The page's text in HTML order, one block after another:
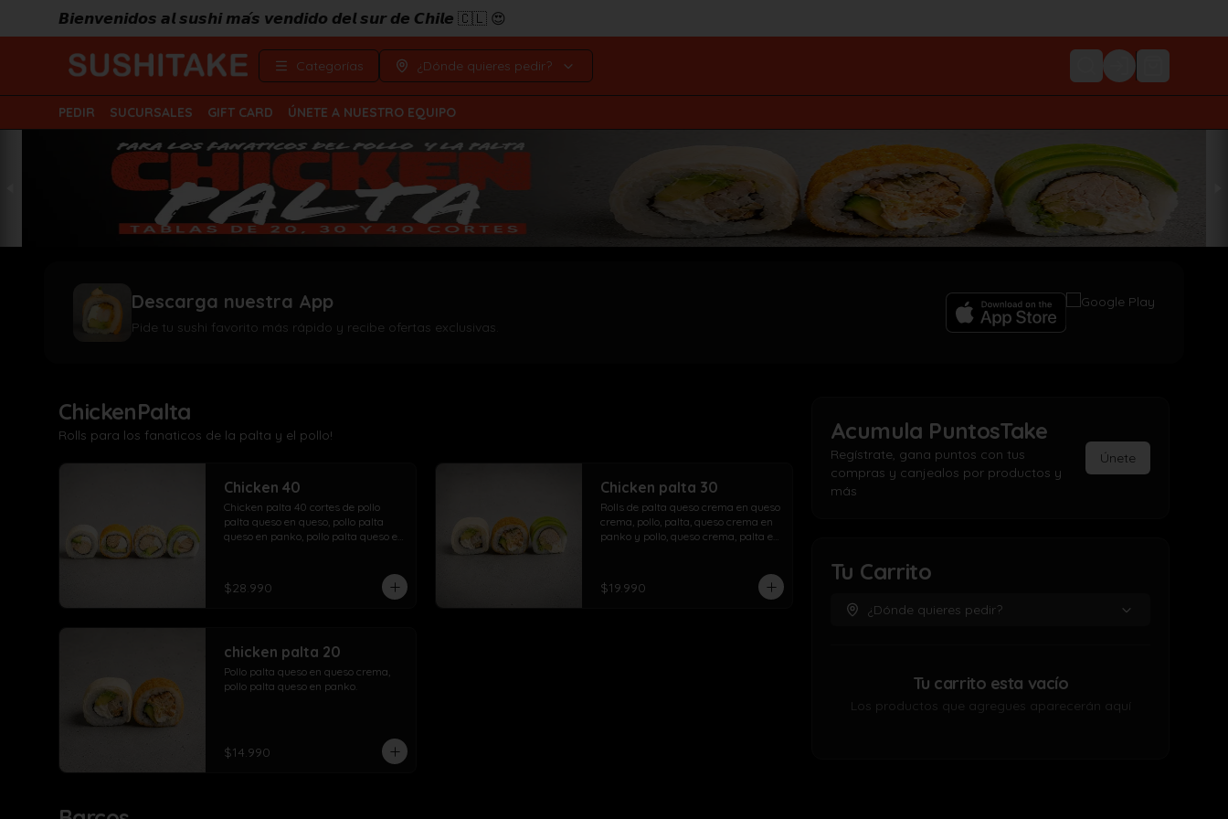
𝘽𝙞𝙚𝙣𝙫𝙚𝙣𝙞𝙙𝙤𝙨 𝙖𝙡 𝙨𝙪𝙨𝙝𝙞 𝙢𝙖́𝙨 𝙫𝙚𝙣𝙙𝙞𝙙𝙤 𝙙𝙚𝙡 𝙨𝙪𝙧 𝙙𝙚 𝘾𝙝𝙞𝙡𝙚 🇨🇱 😍
Categorías ¿Dónde quieres pedir? Login
PEDIR SUCURSALES GIFT CARD ÚNETE A NUESTRO EQUIPO
Descarga nuestra App
Pide tu sushi favorito más rápido y recibe ofertas exclusivas.
ChickenPalta
Rolls para los fanaticos de la palta y el pollo!
Chicken 40
Chicken palta 40 cortes de pollo
palta queso en queso, pollo palta
queso en panko, pollo palta queso en
$28.990
Chicken palta 30
Rolls de palta queso crema en queso
crema, pollo, palta, queso crema en
panko y pollo, queso crema, palta en
$19.990
chicken palta 20
Pollo palta queso en queso crema,
pollo palta queso en panko.
$14.990
Acumula PuntosTake
Regístrate, gana puntos con tus
compras y canjealos por productos y
más
Únete
Tu Carrito
¿Dónde quieres pedir?
Tu carrito esta vacío
Los productos que agregues aparecerán aquí